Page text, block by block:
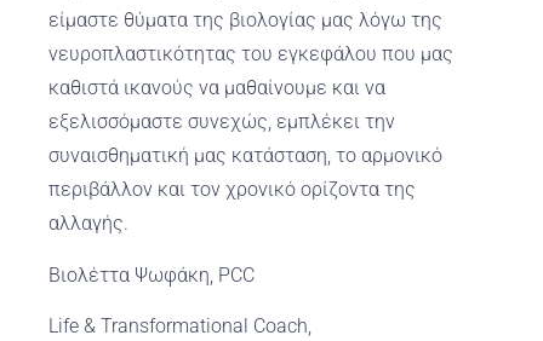
είμαστε θύματα της βιολογίας μας λόγω της
νευροπλαστικότητας του εγκεφάλου που μας
καθιστά ικανούς να μαθαίνουμε και να
εξελισσόμαστε συνεχώς, εμπλέκει την
συναισθηματική μας κατάσταση, το αρμονικό
περιβάλλον και τον χρονικό ορίζοντα της
αλλαγής.
Βιολέττα Ψωφάκη, PCC
Life & Transformational Coach,